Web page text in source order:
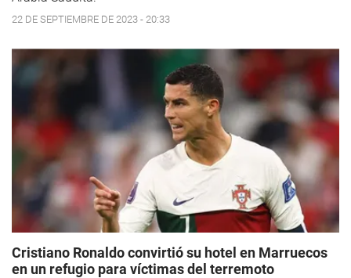
22 DE SEPTIEMBRE DE 2023 - 20:33
Cristiano Ronaldo convirtió su hotel en Marruecos
en un refugio para víctimas del terremoto